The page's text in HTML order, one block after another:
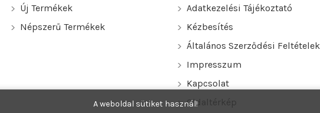
Új Termékek
Népszerű Termékek
Adatkezelési Tájékoztató
Kézbesítés
Általános Szerződési Feltételek
Impresszum
Kapcsolat
Oldaltérkép
A weboldal sütiket használ!